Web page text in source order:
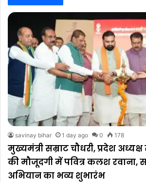
savinay bihar 1 day ago 0 178
मुख्यमंत्री सम्राट चौधरी, प्रदेश
की मौजूदगी में पवित्र कलश
अभियान का भव्य शुभारंभ